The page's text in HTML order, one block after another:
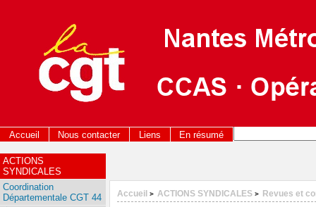
Accueil Nous contacter Liens En résumé
Accueil > ACTIONS SYNDICALES > Revues et
ACTIONS
SYNDICALES
Coordination
Départementale CGT 44